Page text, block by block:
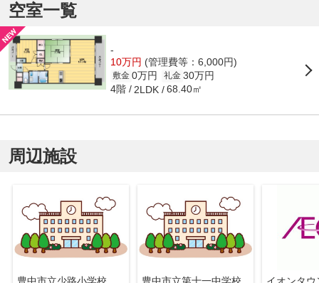
空室一覧
-
10万円 (管理費等：6,000円)
敷金 0万円 礼金 30万円
4階 2LDK 68.40㎡
周辺施設